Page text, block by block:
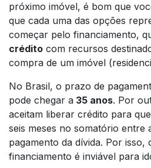
próximo imóvel, é bom que
que cada uma das opções
começar pelo financiamento,
crédito com recursos
compra de um imóvel
No Brasil, o prazo de
pode chegar a 35 anos. Por
aceitam liberar crédito para
seis meses no somatório entre
pagamento da dívida. Por isso,
financiamento é inviável para